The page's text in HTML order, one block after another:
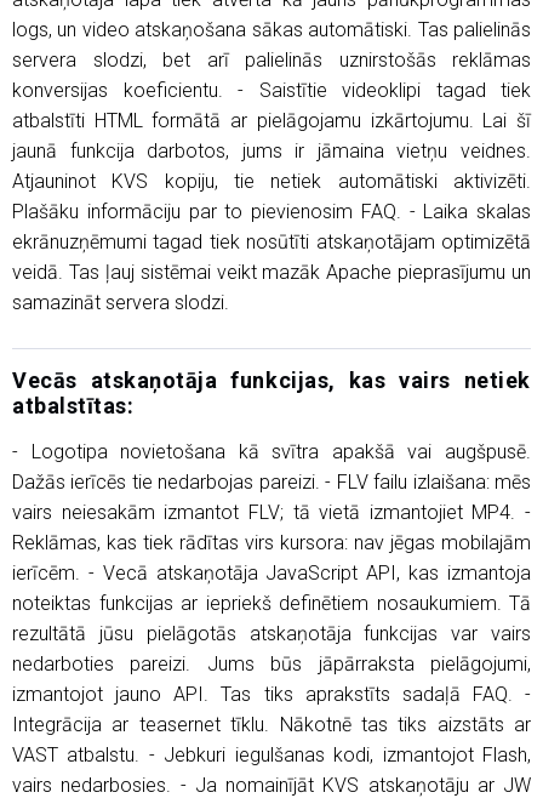
logs, un video atskaņošana sākas automātiski. Tas palielinās
servera slodzi, bet arī palielinās uznirstošās reklāmas
konversijas koeficientu. - Saistītie videoklipi tagad tiek
atbalstīti HTML formātā ar pielāgojamu izkārtojumu. Lai šī
jaunā funkcija darbotos, jums ir jāmaina vietņu veidnes.
Atjauninot KVS kopiju, tie netiek automātiski aktivizēti.
Plašāku informāciju par to pievienosim FAQ. - Laika skalas
ekrānuzņēmumi tagad tiek nosūtīti atskaņotājam optimizētā
veidā. Tas ļauj sistēmai veikt mazāk Apache pieprasījumu un
samazināt servera slodzi.
Vecās atskaņotāja funkcijas, kas vairs netiek
atbalstītas:
- Logotipa novietošana kā svītra apakšā vai augšpusē.
Dažās ierīcēs tie nedarbojas pareizi. - FLV failu izlaišana: mēs
vairs neiesakām izmantot FLV; tā vietā izmantojiet MP4. -
Reklāmas, kas tiek rādītas virs kursora: nav jēgas mobilajām
ierīcēm. - Vecā atskaņotāja JavaScript API, kas izmantoja
noteiktas funkcijas ar iepriekš definētiem nosaukumiem. Tā
rezultātā jūsu pielāgotās atskaņotāja funkcijas var vairs
nedarboties pareizi. Jums būs jāpārraksta pielāgojumi,
izmantojot jauno API. Tas tiks aprakstīts sadaļā FAQ. -
Integrācija ar teasernet tīklu. Nākotnē tas tiks aizstāts ar
VAST atbalstu. - Jebkuri iegulšanas kodi, izmantojot Flash,
vairs nedarbosies. - Ja nomainījāt KVS atskaņotāju ar JW